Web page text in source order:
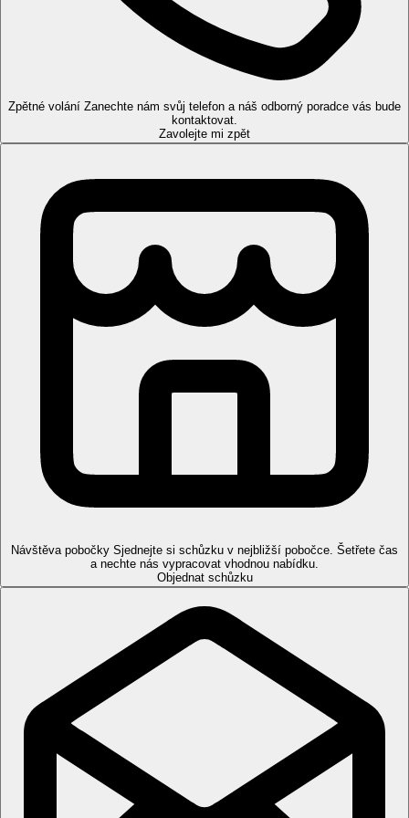
2 bazény, skluzavky, bar u bazénu, snack bar a velký amfiteátr.
Lehátka, podložky, slunečníky a osušky u bazénu zdarma.
klimatizace, telefon, TV/sat., minibar, trezor (zdarma), set na
přípravu kávy a čaje, balkon.
Dvoulůžkový pokoj, částečný výhled na moře
Dvoulůžkový pokoj, výhled na moře
Rodinný pokoj, 2 ložnice, částečný výhled na moře:
5 pokojů plně přizpůsobených pro handicapované klienty.
Zábava
Ultra all inclusive
Gözleme (turecké palačinky)
Místní i mezinárodní nealkoholické i alkoholické nápoje
(10.00–02.00 hod., v návaznosti na otevírací dobu
jednotlivých barů)
Pláž
Dlouhá písečno-oblázková pláž, pro vstup do moře k dispozici
molo, pro vstup z pláže se doporučují boty, sprchy na pláži.
Lehátka a slunečníky na pláži zdarma.
Sportovní nabídka
Zdarma:
2 tenisové kurty s umělým povrchem (rezervace
nutná, vybavení a osvětlení za poplatek), fitness centrum, stolní
tenis, volejbal, šipky, aerobik, sportovní programy.
Za poplatek: motorizované vodní sporty, výuka tenisu, masáže,
biliard a bowling.
Zpětné volání Zanechte nám svůj telefon a náš odborný poradce vás bude
kontaktovat.
Zavolejte mi zpět
Návštěva pobočky Sjednejte si schůzku v nejbližší pobočce. Šetřete čas
a nechte nás vypracovat vhodnou nabídku.
Objednat schůzku